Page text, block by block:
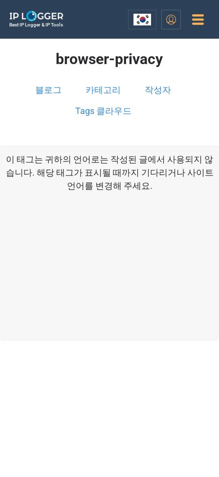
Best IP Logger & IP Tools
browser-privacy
블로그 카테고리 작성자
Tags 클라우드